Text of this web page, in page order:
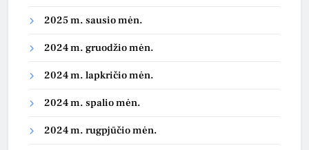
2025 m. sausio mėn.
2024 m. gruodžio mėn.
2024 m. lapkričio mėn.
2024 m. spalio mėn.
2024 m. rugpjūčio mėn.